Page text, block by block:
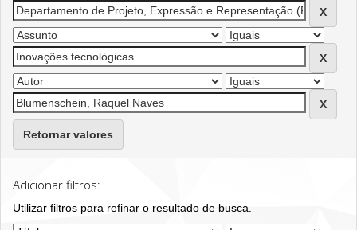
Retornar valores
Adicionar filtros:
Utilizar filtros para refinar o resultado de busca.